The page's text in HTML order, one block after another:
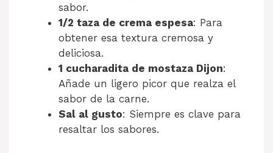
sabor.
1/2 taza de crema espesa: Para
obtener esa textura cremosa y
deliciosa.
1 cucharadita de mostaza Dijon:
Añade un ligero picor que realza el
sabor de la carne.
Sal al gusto: Siempre es clave para
resaltar los sabores.